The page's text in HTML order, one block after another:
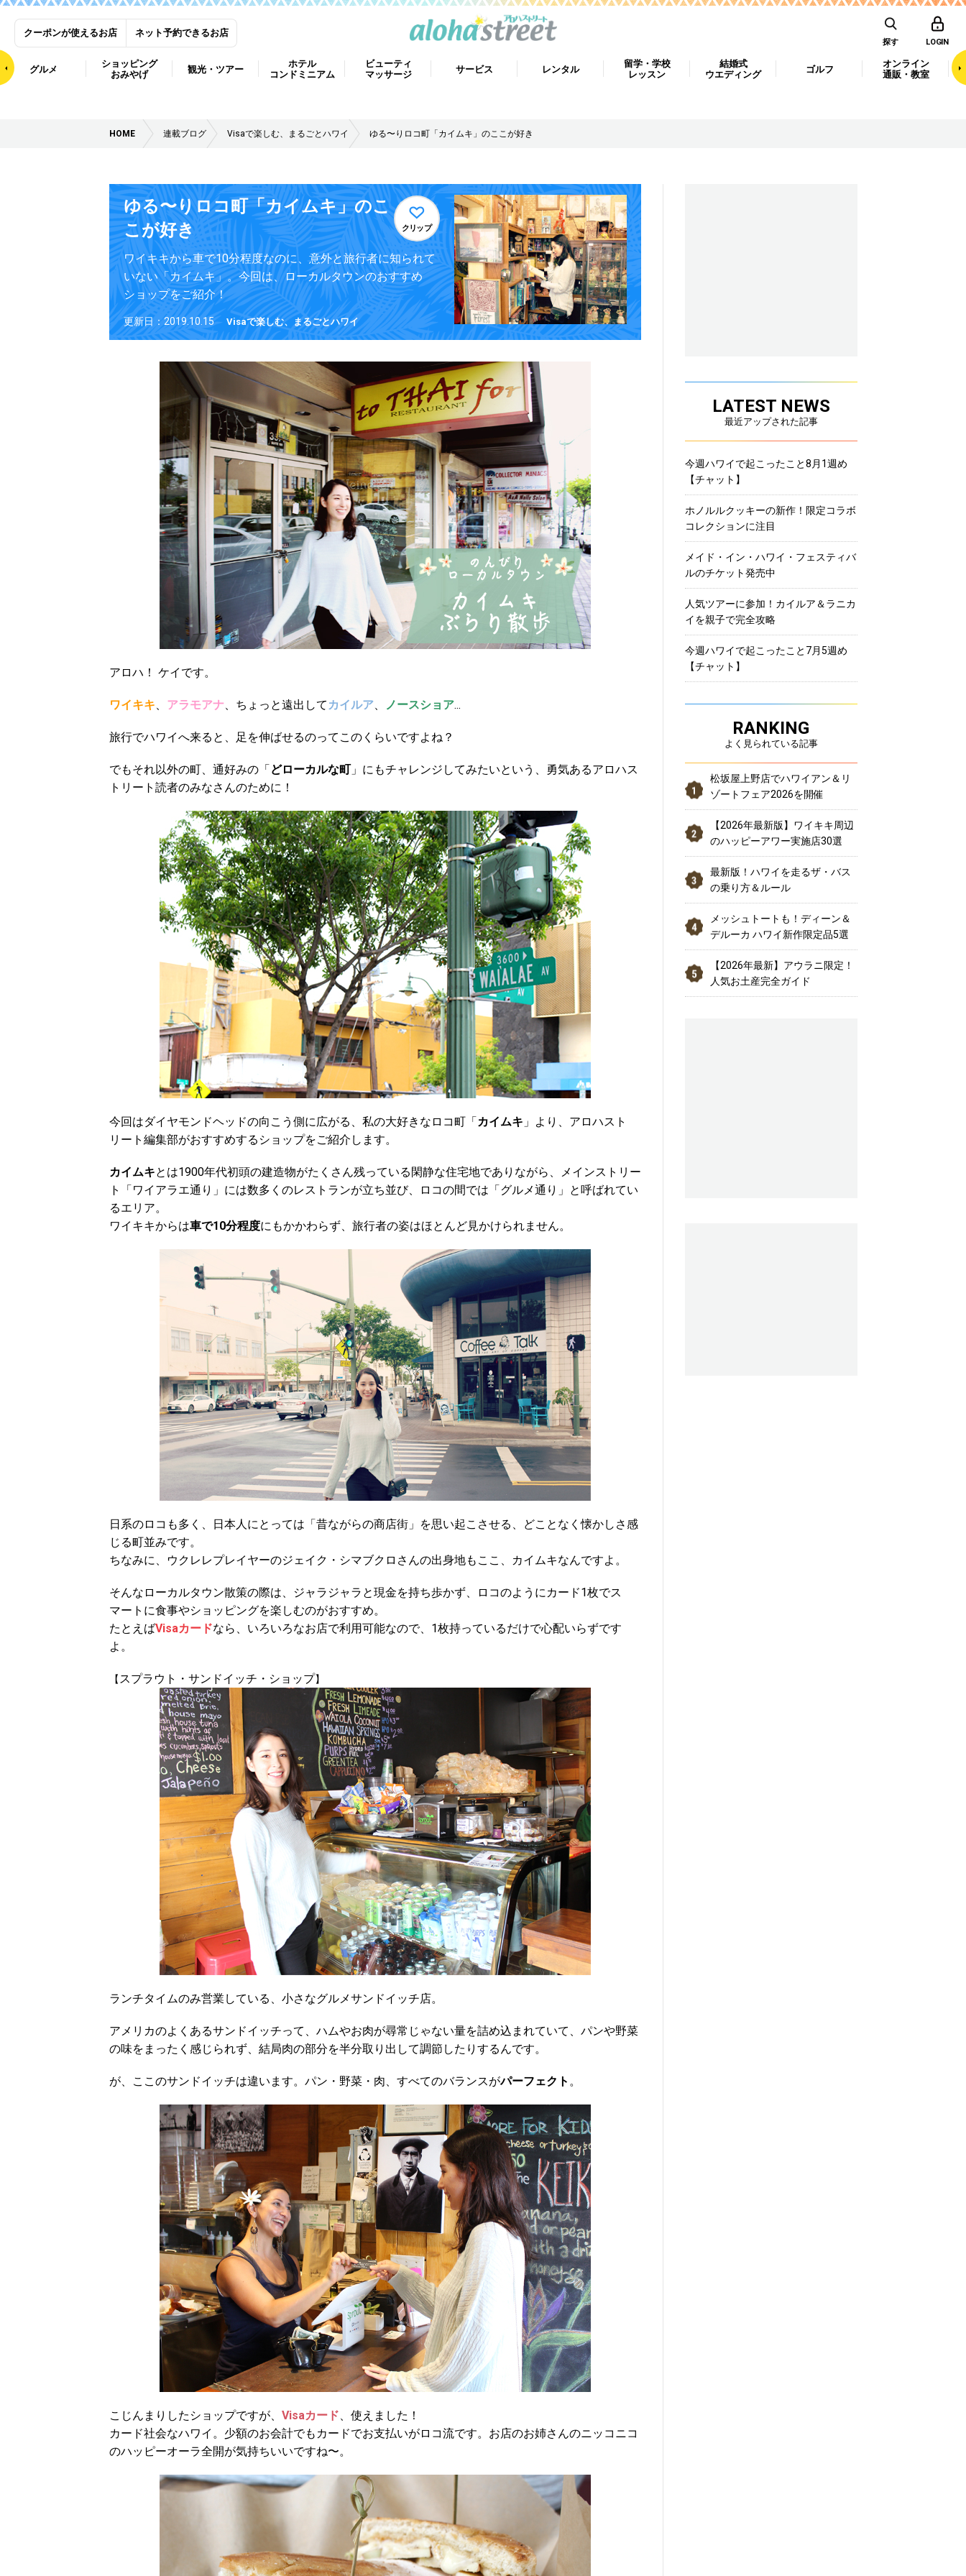
クーポンが使えるお店 ネット予約できるお店
探す LOGIN
グルメ
ショッピング
おみやげ
観光・ツアー
ホテル
コンドミニアム
ビューティ
マッサージ
サービス レンタル
留学・学校
レッスン
結婚式
ウエディング
ゴルフ
オンライン
通販・教室
HOME 連載ブログ Visaで楽しむ、まるごとハワイ ゆる〜りロコ町「カイムキ」のここが好き
ゆる〜りロコ町「カイムキ」のこ
こが好き
クリップ
ワイキキから車で10分程度なのに、意外と旅行者に知られて
いない「カイムキ」。今回は、ローカルタウンのおすすめ
ショップをご紹介！
更新日：2019.10.15 Visaで楽しむ、まるごとハワイ
アロハ！ ケイです。
ワイキキ、 アラモアナ、ちょっと遠出して カイルア、 ノースショア...
旅行でハワイへ来ると、足を伸ばせるのってこのくらいですよね？
でもそれ以外の町、通好みの「どローカルな町」にもチャレンジしてみたいという、勇気あるアロハス
トリート読者のみなさんのために！
今回はダイヤモンドヘッドの向こう側に広がる、私の大好きなロコ町「カイムキ 」より、アロハスト
リート編集部がおすすめするショップをご紹介します。
カイムキとは1900年代初頭の建造物がたくさん残っている閑静な住宅地でありながら、メインストリー
ト「ワイアラエ通り」には数多くのレストランが立ち並び、ロコの間では「グルメ通り」と呼ばれてい
るエリア。
ワイキキからは車で10分程度にもかかわらず、旅行者の姿はほとんど見かけられません。
日系のロコも多く、日本人にとっては「昔ながらの商店街」を思い起こさせる、どことなく懐かしさ感
じる町並みです。
ちなみに、ウクレレプレイヤーのジェイク・シマブクロさんの出身地もここ、カイムキなんですよ。
そんなローカルタウン散策の際は、ジャラジャラと現金を持ち歩かず、ロコのようにカード1枚でス
マートに食事やショッピングを楽しむのがおすすめ。
たとえばVisaカードなら、いろいろなお店で利用可能なので、1枚持っているだけで心配いらずです
よ。
【スプラウト・サンドイッチ・ショップ】
ランチタイムのみ営業している、小さなグルメサンドイッチ店。
アメリカのよくあるサンドイッチって、ハムやお肉が尋常じゃない量を詰め込まれていて、パンや野菜
の味をまったく感じられず、結局肉の部分を半分取り出して調節したりするんです。
が、ここのサンドイッチは違います。パン・野菜・肉、すべてのバランスがパーフェクト 。
こじんまりしたショップですが、 Visaカード、使えました！
カード社会なハワイ。少額のお会計でもカードでお支払いがロコ流です。お店のお姉さんのニッコニコ
のハッピーオーラ全開が気持ちいいですね〜。
LATEST NEWS
最近アップされた記事
今週ハワイで起こったこと8月1週め
【チャット】
ホノルルクッキーの新作！限定コラボ
コレクションに注目
メイド・イン・ハワイ・フェスティバ
ルのチケット発売中
人気ツアーに参加！カイルア＆ラニカ
イを親子で完全攻略
今週ハワイで起こったこと7月5週め
【チャット】
RANKING
よく見られている記事
松坂屋上野店でハワイアン＆リ
ゾートフェア2026を開催
【2026年最新版】ワイキキ周辺
のハッピーアワー実施店30選
最新版！ハワイを走るザ・バス
の乗り方＆ルール
メッシュトートも！ディーン＆
デルーカ ハワイ新作限定品5選
【2026年最新】アウラニ限定！
人気お土産完全ガイド